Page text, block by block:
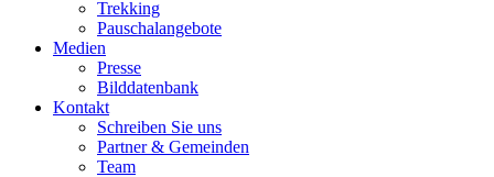
Trekking
Pauschalangebote
Medien
Presse
Bilddatenbank
Kontakt
Schreiben Sie uns
Partner & Gemeinden
Team